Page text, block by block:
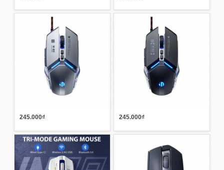
245.000₫ 245.000₫